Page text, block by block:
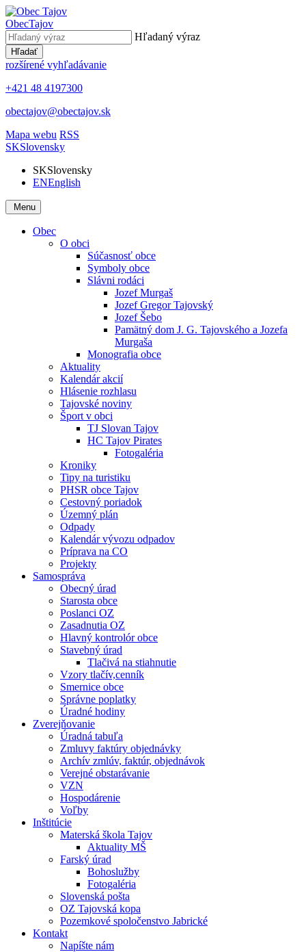
ObecTajov
Hľadaný výraz
Hľadať
rozšírené vyhľadávanie
+421 48 4197300
obectajov@obectajov.sk
Mapa webu RSS
SKSlovensky
SKSlovensky
ENEnglish
Menu
Obec
O obci
Súčasnosť obce
Symboly obce
Slávni rodáci
Jozef Murgaš
Jozef Gregor Tajovský
Jozef Šebo
Pamätný dom J. G. Tajovského a Jozefa
Murgaša
Monografia obce
Aktuality
Kalendár akcií
Hlásenie rozhlasu
Tajovské noviny
Šport v obci
TJ Slovan Tajov
HC Tajov Pirates
Fotogaléria
Kroniky
Tipy na turistiku
PHSR obce Tajov
Cestovný poriadok
Územný plán
Odpady
Kalendár vývozu odpadov
Príprava na CO
Projekty
Samospráva
Obecný úrad
Starosta obce
Poslanci OZ
Zasadnutia OZ
Hlavný kontrolór obce
Stavebný úrad
Tlačivá na stiahnutie
Vzory tlačív,cenník
Smernice obce
Správne poplatky
Úradné hodiny
Zverejňovanie
Úradná tabuľa
Zmluvy faktúry objednávky
Archív zmlúv, faktúr, objednávok
Verejné obstarávanie
VZN
Hospodárenie
Voľby
Inštitúcie
Materská škola Tajov
Aktuality MŠ
Farský úrad
Bohoslužby
Fotogaléria
Slovenská pošta
OZ Tajovská kopa
Pozemkové spoločenstvo Jabrické
Kontakt
Napíšte nám